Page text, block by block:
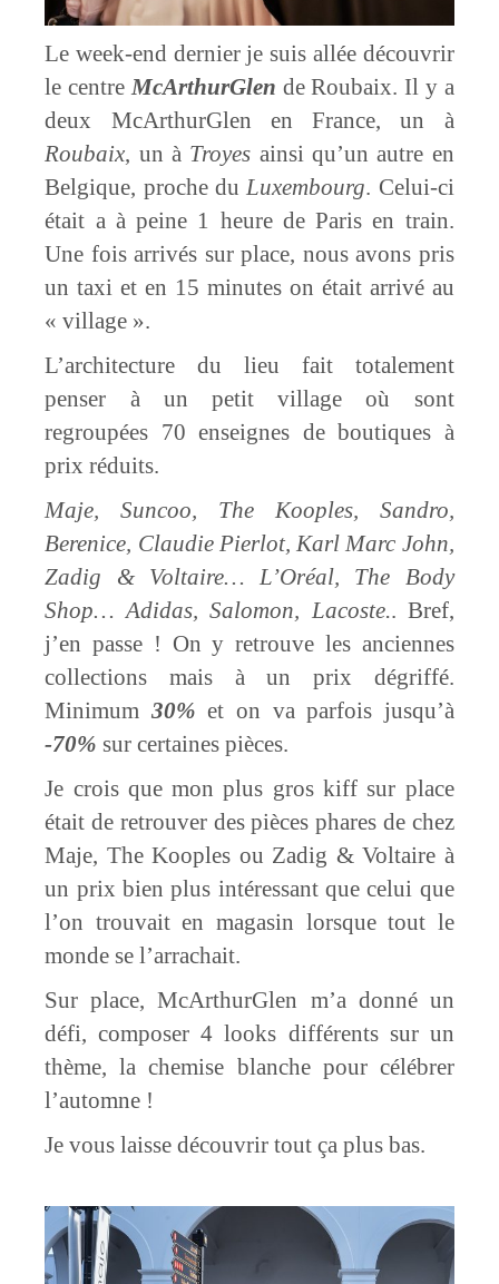
Le week-end dernier je suis allée découvrir
le centreMcArthurGlen de Roubaix. Il y a
deux McArthurGlen en France, un à
Roubaix, un à Troyes ainsi qu’un autre en
Belgique, proche duLuxembourg. Celui-ci
était a à peine 1 heure de Paris en train.
Une fois arrivés sur place, nous avons pris
un taxi et en 15 minutes on était arrivé au
« village ».
L’architecture du lieu fait totalement
penser à un petit village où sont
regroupées 70 enseignes de boutiques à
prix réduits.
Maje, Suncoo, The Kooples, Sandro,
Berenice, Claudie Pierlot, Karl Marc John,
Zadig & Voltaire… L’Oréal, The Body
Shop… Adidas, Salomon, Lacoste.. Bref,
j’en passe ! On y retrouve les anciennes
collections mais à un prix dégriffé.
Minimum 30% et on va parfois jusqu’à
-70% sur certaines pièces.
Je crois que mon plus gros kiff sur place
était de retrouver des pièces phares de chez
Maje, The Kooples ou Zadig & Voltaire à
un prix bien plus intéressant que celui que
l’on trouvait en magasin lorsque tout le
monde se l’arrachait.
Sur place, McArthurGlen m’a donné un
défi, composer 4 looks différents sur un
thème, la chemise blanche pour célébrer
l’automne !
Je vous laisse découvrir tout ça plus bas.